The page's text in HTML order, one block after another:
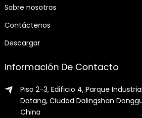
Sobre nosotros
Contáctenos
Descargar
Información De Contacto
Piso 2-3, Edificio 4, Parque
Datang, Ciudad Dalingshan
China